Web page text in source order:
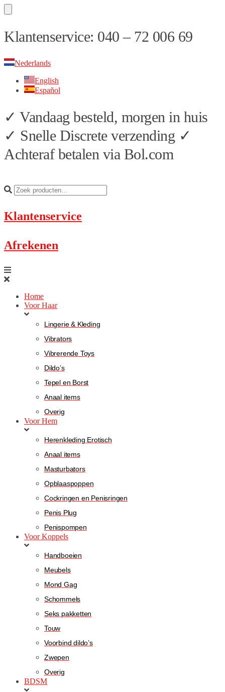
Skip
to
Skip
to
Klantenservice: 040 – 72 006 69
Nederlands
English
Español
✓ Vandaag besteld, morgen in huis
✓ Snelle Discrete verzending ✓
Achteraf betalen via Bol.com
Klantenservice
Afrekenen
Home
Voor Haar
Lingerie & Kleding
Vibrators
Vibrerende Toys
Dildo’s
Tepel en Borst
Anaal items
Overig
Voor Hem
Herenkleding Erotisch
Anaal items
Masturbators
Opblaaspoppen
Cockringen en Penisringen
Penis Plug
Penispompen
Voor Koppels
Handboeien
Meubels
Mond Gag
Schommels
Seks pakketten
Touw
Voorbind dildo’s
Zwepen
Overig
BDSM